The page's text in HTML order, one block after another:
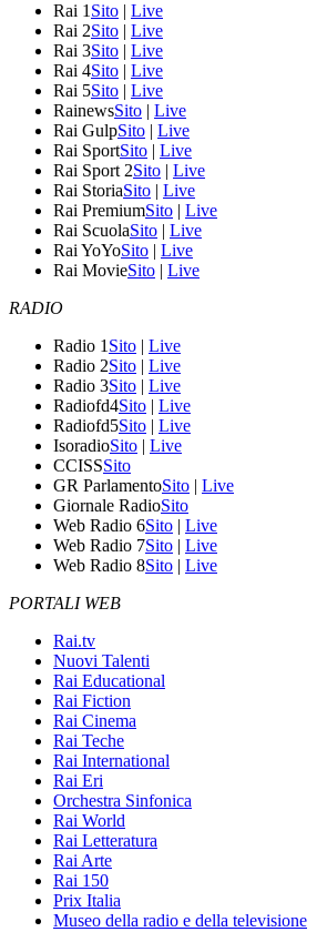
Rai 1 Sito | Live
Rai 2Sito | Live
Rai 3Sito | Live
Rai 4Sito | Live
Rai 5Sito | Live
RainewsSito | Live
Rai GulpSito | Live
Rai SportSito | Live
Rai Sport 2Sito | Live
Rai StoriaSito | Live
Rai PremiumSito | Live
Rai ScuolaSito | Live
Rai YoYoSito | Live
Rai MovieSito | Live
RADIO
Radio 1 Sito | Live
Radio 2Sito | Live
Radio 3Sito | Live
Radiofd4Sito | Live
Radiofd5Sito | Live
IsoradioSito | Live
CCISSSito
GR ParlamentoSito | Live
Giornale RadioSito
Web Radio 6Sito | Live
Web Radio 7Sito | Live
Web Radio 8Sito | Live
PORTALI WEB
Rai.tv
Nuovi Talenti
Rai Educational
Rai Fiction
Rai Cinema
Rai Teche
Rai International
Rai Eri
Orchestra Sinfonica
Rai World
Rai Letteratura
Rai Arte
Rai 150
Prix Italia
Museo della radio e della televisione